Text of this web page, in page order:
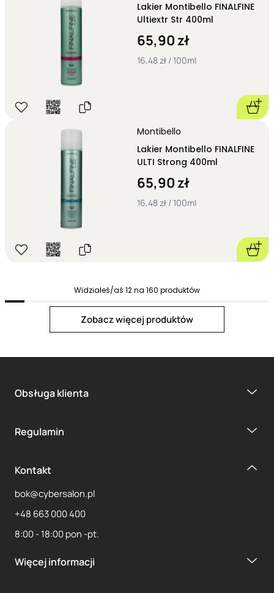
Lakier Montibello FINALFINE
Ultiextr Str 400ml
65,90 zł
16,48 zł / 100ml
Montibello
Lakier Montibello FINALFINE
ULTI Strong 400ml
65,90 zł
16,48 zł / 100ml
Widziałeś/aś 12na 160 produktów
Zobacz więcej produktów
Next page
1
Obsługa klienta
Regulamin
Kontakt
bok@cybersalon.pl
+48 663 000 400
8:00 - 18:00 pon -pt.
Więcej informacji